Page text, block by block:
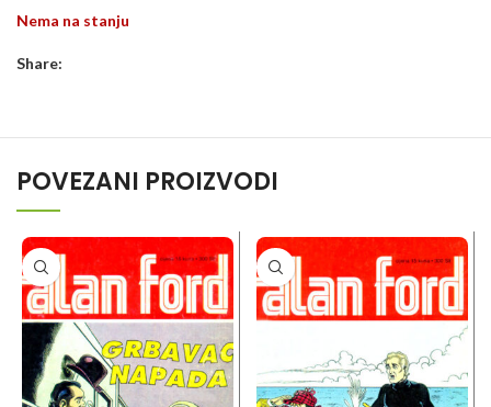
Nema na stanju
Share:
POVEZANI PROIZVODI